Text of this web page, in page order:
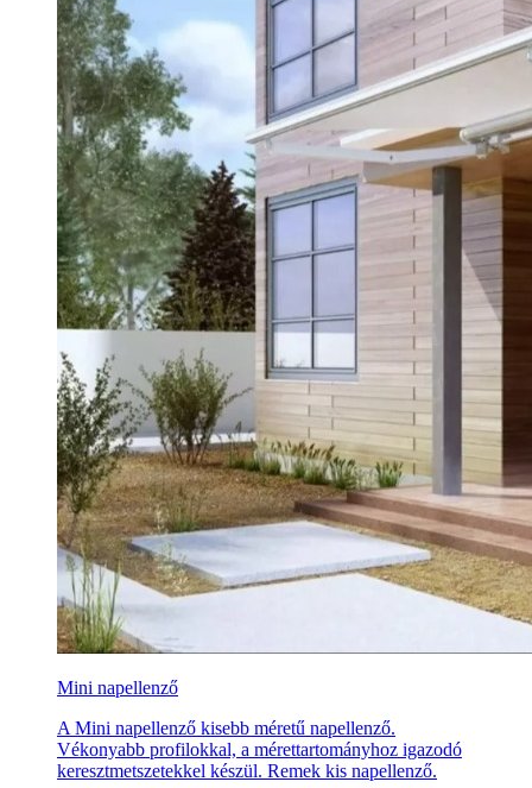
Mini napellenző
A Mini napellenző kisebb méretű napellenző.
Vékonyabb profilokkal, a mérettartományhoz igazodó
keresztmetszetekkel készül. Remek kis napellenző.